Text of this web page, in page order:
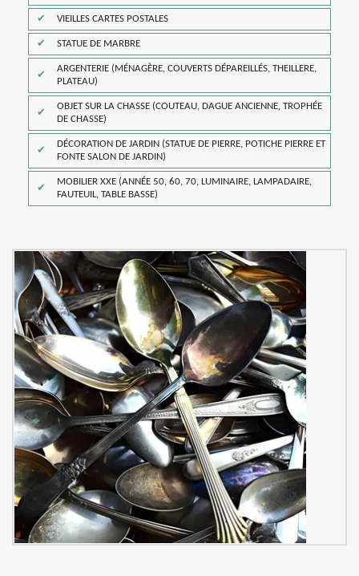
VIEILLES CARTES POSTALES
STATUE DE MARBRE
ARGENTERIE (MÉNAGÈRE, COUVERTS DÉPAREILLÉS, THEILLERE,
PLATEAU)
OBJET SUR LA CHASSE (COUTEAU, DAGUE ANCIENNE, TROPHÉE
DE CHASSE)
DÉCORATION DE JARDIN (STATUE DE PIERRE, POTICHE PIERRE ET
FONTE SALON DE JARDIN)
MOBILIER XXE (ANNÉE 50, 60, 70, LUMINAIRE, LAMPADAIRE,
FAUTEUIL, TABLE BASSE)